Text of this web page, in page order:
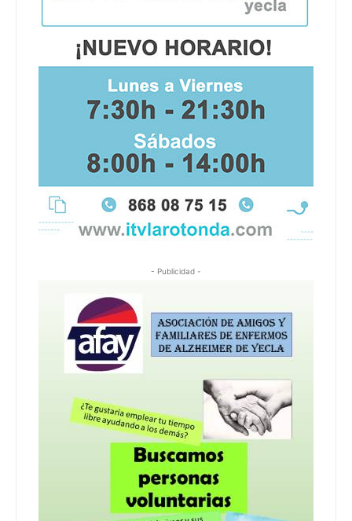
- Publicidad -